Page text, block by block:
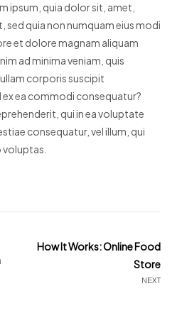
ipsum, quia dolor sit, amet,
sed quia non numquam eius modi
et dolore magnam aliquam
ad minima veniam, quis
corporis suscipit
ea commodi consequatur?
qui in ea voluptate
consequatur, vel illum, qui
NEXT
How It Works: Online Food
Store